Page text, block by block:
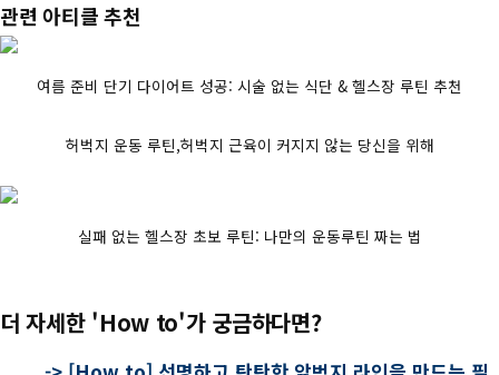
관련 아티클 추천
여름 준비 단기 다이어트 성공: 시술 없는 식단 & 헬스장 루틴 추천
허벅지 운동 루틴,허벅지 근육이 커지지 않는 당신을 위해
실패 없는 헬스장 초보 루틴: 나만의 운동루틴 짜는 법
더 자세한 'How to'가 궁금하다면?